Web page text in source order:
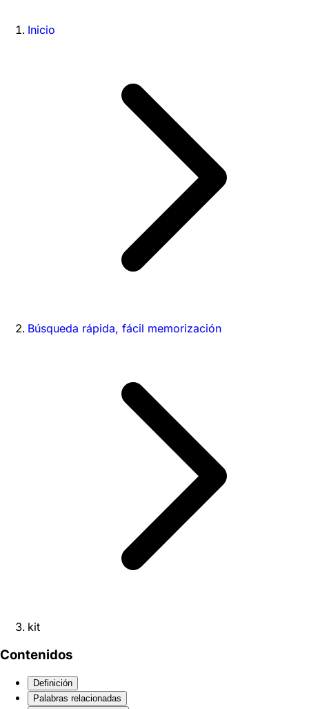
Inicio
Búsqueda rápida, fácil memorización
kit
Contenidos
Definición
Palabras relacionadas